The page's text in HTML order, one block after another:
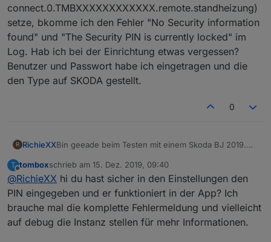
connect.0.TMBXXXXXXXXXXXX.remote.standheizung)
setze, bkomme ich den Fehler "No Security information
found" und "The Security PIN is currently locked" im
Log. Hab ich bei der Einrichtung etwas vergessen?
Benutzer und Passwort habe ich eingetragen und die
den Type auf SKODA gestellt.
0
R RichieXXBin geeade beim Testen mit einem Skoda BJ 2019.
connect.0.TMBXXXXXXXXXXXX.remote.standheizun
g) setze, bkomme ich den Fehler "No Security
information found" und "The Security PIN is currently
locked" im Log. Hab ich bei der Einrichtung etwas
vergessen? Benutzer und Passwort habe ich
eingetragen und die den Type auf SKODA gestellt.
T
Offline
tomboxschrieb am 15. Dez. 2019, 09:40
zuletzt editiert von
@RichieXX hi du hast sicher in den Einstellungen den
PIN eingegeben und er funktioniert in der App? Ich
brauche mal die komplette Fehlermeldung und vielleicht
auf debug die Instanz stellen für mehr Informationen.